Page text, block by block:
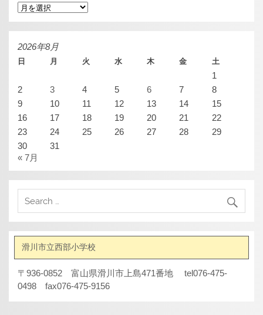
ア
ー
カ
イ
2026年8月
日 月 火 水 木 金 土
1
2
3 4 5 6 7
8
9
10 11 12 13 14
15
16
17 18 19 20 21
22
23
24 25 26 27 28
29
30
31
« 7月
滑川市立西部小学校
〒936-0852 富山県滑川市上島471番地 tel076-475-
0498 fax076-475-9156